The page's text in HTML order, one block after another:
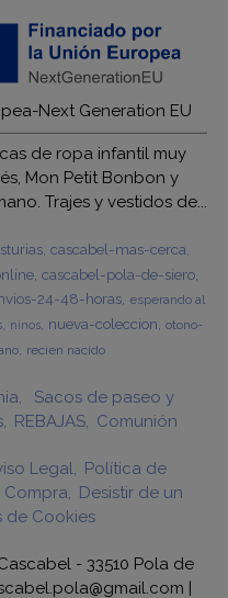
Next Generation EU
de ropa infantil muy
Mon Petit Bonbon y
Trajes y vestidos de...
cascabel-mas-cerca
cascabel-pola-de-siero
24-48-horas esperando al
ninos nueva-coleccion otono-
recien nacido
Sacos de paseo y
REBAJAS Comunión
Legal
Política de
Desistir de un
de Cookies
- 33510 Pola de
|